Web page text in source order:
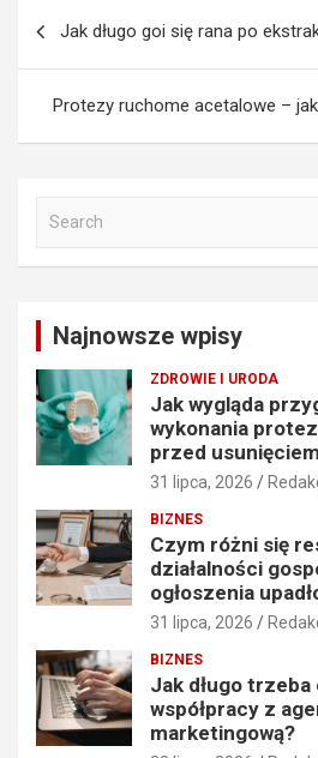
Jak długo goi się rana po
Protezy ruchome acetalowe –
Najnowsze wpisy
ZDROWIE I URODA
Jak wygląda
wykonania
przed
31 lipca, 2026
BIZNES
Czym różni się
działalności
ogłoszenia
31 lipca, 2026
BIZNES
Jak długo
współpracy z
marketingową?